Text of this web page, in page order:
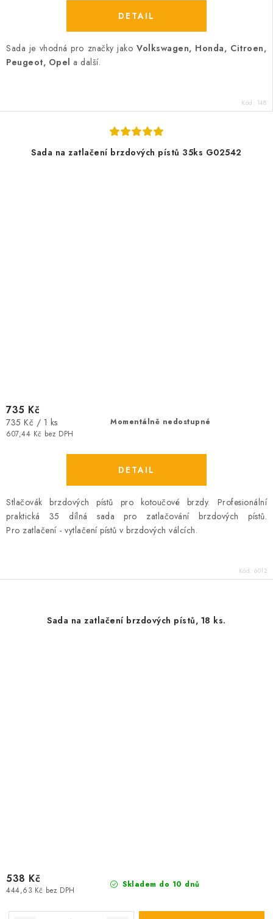
Sada je vhodná pro značky jako Volkswagen, Honda, Citroen,
Peugeot, Opel a další.
Kód: 148
Sada na zatlačení brzdových pístů 35ks G02542
Momentálně nedostupné
607,44 Kč bez DPH
735 Kč
Měrná
cena:
735 Kč / 1 ks
Stlačovák brzdových pístů pro kotoučové brzdy. Profesionální
praktická 35 dílná sada pro zatlačování brzdových pístů.
Pro zatlačení - vytlačení pístů v brzdových válcích.
Kód: 6012
Sada na zatlačení brzdových pístů, 18 ks.
Skladem do 10 dnů
444,63 Kč bez DPH
538 Kč